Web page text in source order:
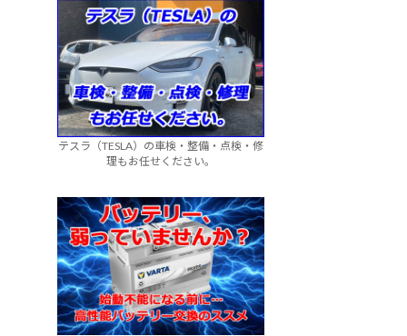
テスラ（TESLA）の車検・整備・点検・修
理もお任せください。